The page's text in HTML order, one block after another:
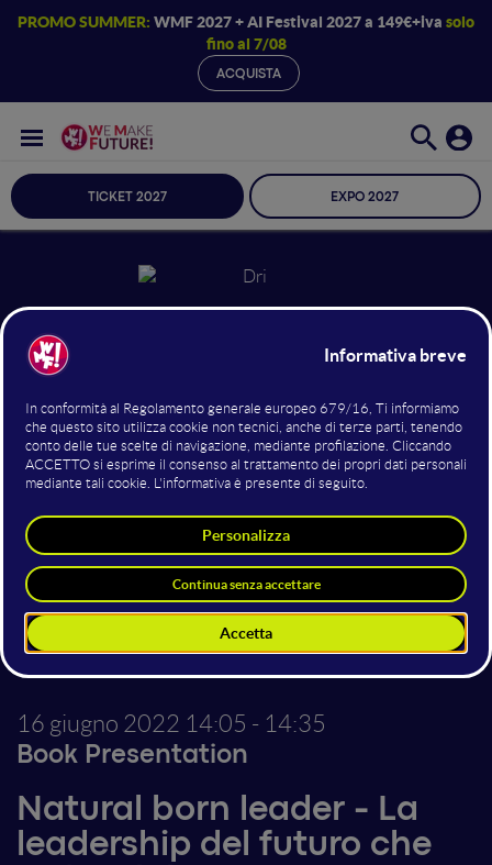
PROMO SUMMER: WMF 2027 + AI Festival 2027 a 149€+iva solo
fino al 7/08
ACQUISTA
TICKET 2027 EXPO 2027
Leonardo Dri
Consulente, formatore, problem
Ilaria Mundula
Stella Saladino
Freelance
16 giugno 2022 14:05 - 14:35
Book Presentation
Natural born leader - La
leadership del futuro che